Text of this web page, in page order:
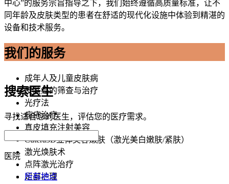
中心”的服务宗旨指导之下，我们始终遵循高质量标准，让不
同年龄及皮肤类型的患者在舒适的现代化设施中体验到精湛的
设备和技术服务。
我们的服务
成年人及儿童皮肤病
皮肤癌的筛查与治疗
光疗法
痤疮治疗
真皮填充注射美容
Cutera3D立体美容嫩肤（激光美白嫩肤/紧肤）
激光焕肤术
点阵激光治疗
足部护理
搜索医生
寻找适合您的医生，评估您的医疗需求。
医院
所有地点